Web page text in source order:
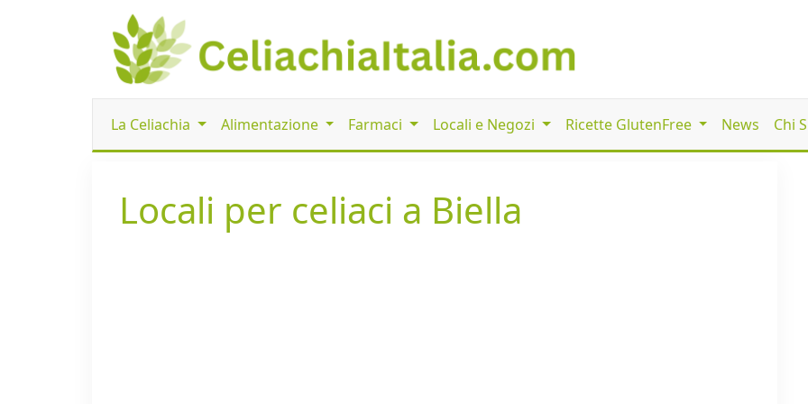
La Celiachia Alimentazione Farmaci Locali e Negozi Ricette GlutenFree News Chi
Locali per celiaci a Biella